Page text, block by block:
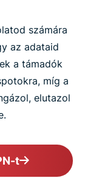
számára
az adataid
a támadók
míg a
elutazol
t